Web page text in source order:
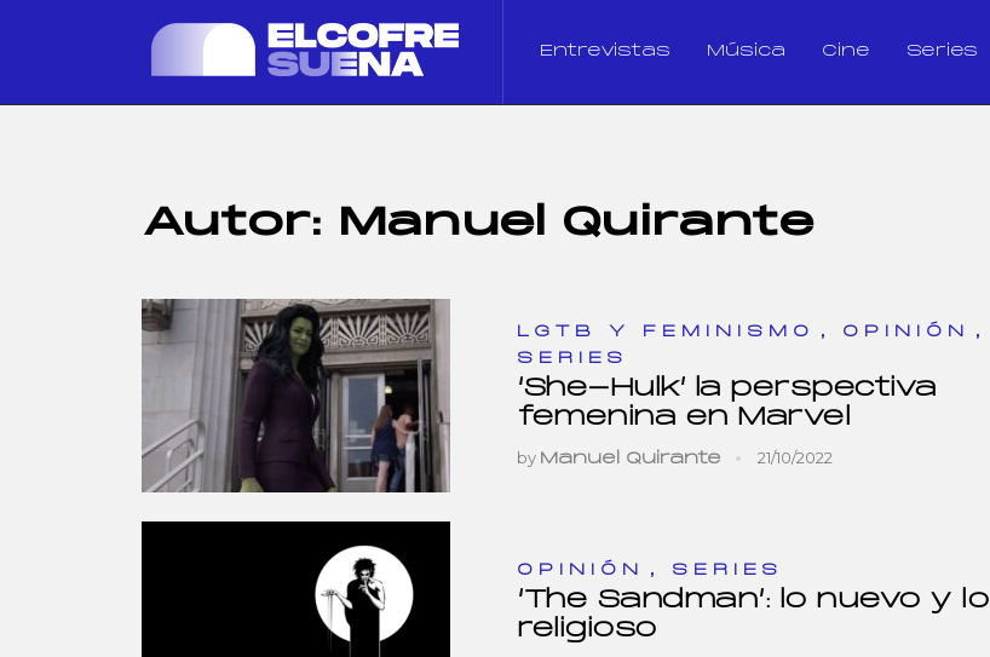
Entrevistas Música Cine Series
Autor: Manuel Quirante
LGTB Y FEMINISMO , OPINIÓN ,
SERIES
‘She-Hulk’ la perspectiva
femenina en Marvel
by Manuel Quirante 21/10/2022
OPINIÓN , SERIES
‘The Sandman’: lo nuevo y lo
religioso